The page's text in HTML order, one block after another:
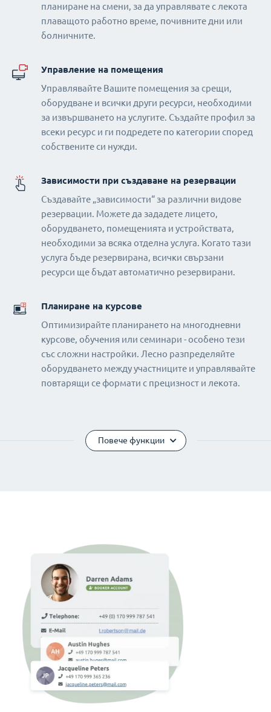
планиране на смени, за да управлявате с лекота
плаващото работно време, почивните дни или
болничните.
Управление на помещения
Управлявайте Вашите помещения за срещи,
оборудване и всички други ресурси, необходими
за извършването на услугите. Създайте профил за
всеки ресурс и ги подредете по категории според
собствените си нужди.
Зависимости при създаване на резервации
Създавайте „зависимости“ за различни видове
резервации. Можете да зададете лицето,
оборудването, помещенията и устройствата,
необходими за всяка отделна услуга. Когато тази
услуга бъде резервирана, всички свързани
ресурси ще бъдат автоматично резервирани.
Планиране на курсове
Оптимизирайте планирането на многодневни
курсове, обучения или семинари - особено тези
със сложни настройки. Лесно разпределяйте
оборудването между участниците и управлявайте
повтарящи се формати с прецизност и лекота.
Повече функции